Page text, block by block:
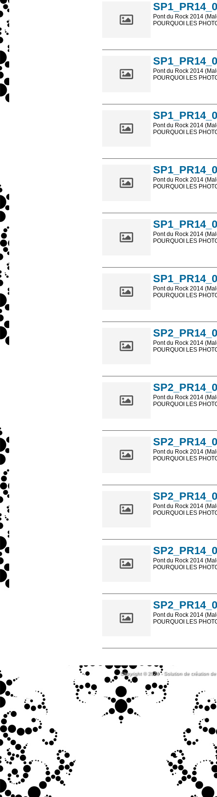
Pont du Rock 2014
POURQUOI LES
Pont du Rock 2014
POURQUOI LES
Pont du Rock 2014
POURQUOI LES
Pont du Rock 2014
POURQUOI LES
Pont du Rock 2014
POURQUOI LES
Pont du Rock 2014
POURQUOI LES
Pont du Rock 2014
POURQUOI LES
Pont du Rock 2014
POURQUOI LES
Pont du Rock 2014
POURQUOI LES
Pont du Rock 2014
POURQUOI LES
Pont du Rock 2014
POURQUOI LES
Pont du Rock 2014
POURQUOI LES
Copyright © 2026 - Solution de création